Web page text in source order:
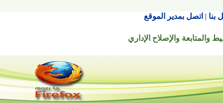
| اتصل بمدير الموقع
والإصلاح الإداري